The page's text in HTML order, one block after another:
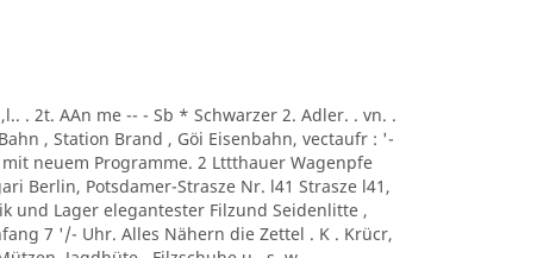
. 2t. AAn me -- - Sb * Schwarzer 2. Adler. . vn. .
, Station Brand , Göi Eisenbahn, vectaufr : '-
neuem Programme. 2 Lttthauer Wagenpfe
Berlin, Potsdamer-Strasze Nr. l41 Strasze l41,
und Lager elegantester Filzund Seidenlitte ,
7 '/- Uhr. Alles Nähern die Zettel . K . Krücr,